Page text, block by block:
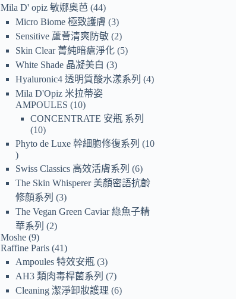
Mila D' opiz 敏娜奧芭 44
Micro Biome 極致護膚 3
Sensitive 蘆薈清爽防敏 2
Skin Clear 菁純暗瘡淨化 5
White Shade 晶凝美白
3
Hyaluronic4 透明質酸水漾系列
4
Mila D'Opiz 米拉蒂姿
AMPOULES
10
CONCENTRATE 安瓶 系列
10
Phyto de Luxe 幹細胞修復系列
10
Swiss Classics 高效活膚系列
6
The Skin Whisperer 美顏密語抗齡
修顏系列
3
The Vegan Green Caviar 綠魚子精
華系列
2
Moshe 9
Raffine Paris 41
Ampoules 特效安瓶 3
AH3 類肉毒桿菌系列
7
Cleaning 潔淨卸妝護理 6